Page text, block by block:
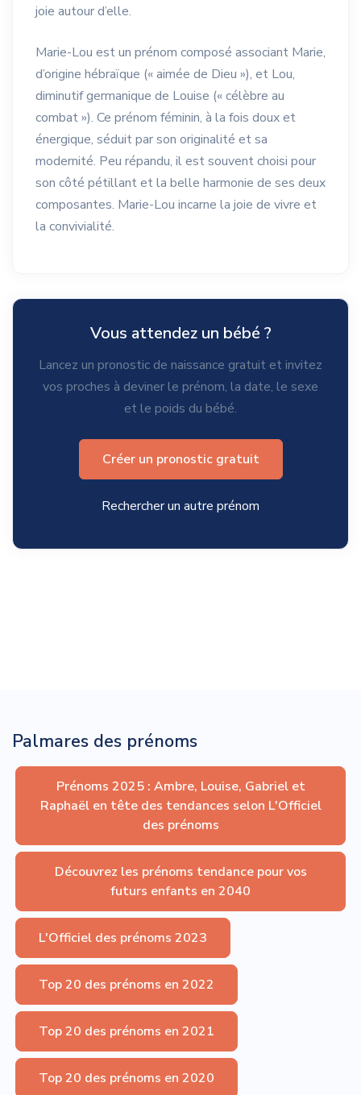
joie autour d’elle.
Marie-Lou est un prénom composé associant Marie,
d’origine hébraïque (« aimée de Dieu »), et Lou,
diminutif germanique de Louise (« célèbre au
combat »). Ce prénom féminin, à la fois doux et
énergique, séduit par son originalité et sa
modernité. Peu répandu, il est souvent choisi pour
son côté pétillant et la belle harmonie de ses deux
composantes. Marie-Lou incarne la joie de vivre et
la convivialité.
Vous attendez un bébé ?
Lancez un pronostic de naissance gratuit et invitez
vos proches à deviner le prénom, la date, le sexe
et le poids du bébé.
Créer un pronostic gratuit
Rechercher un autre prénom
Palmares des prénoms
Prénoms 2025 : Ambre, Louise, Gabriel et
Raphaël en tête des tendances selon L'Officiel
des prénoms
Découvrez les prénoms tendance pour vos
futurs enfants en 2040
L'Officiel des prénoms 2023
Top 20 des prénoms en 2022
Top 20 des prénoms en 2021
Top 20 des prénoms en 2020